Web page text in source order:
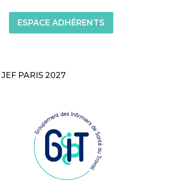
ESPACE ADHÉRENTS
JEF PARIS 2027